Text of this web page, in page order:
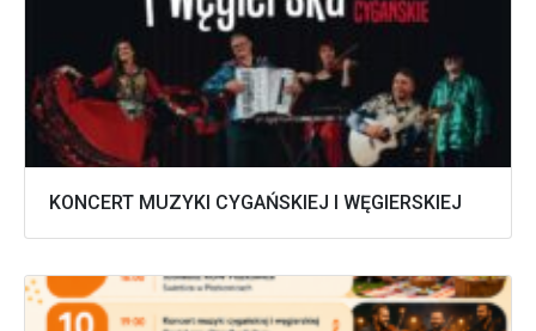
KONCERT MUZYKI CYGAŃSKIEJ I WĘGIERSKIEJ